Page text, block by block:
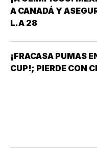
A CANADÁ Y
L.A 28
¡FRACASA PUMAS
CUP!; PIERDE CON